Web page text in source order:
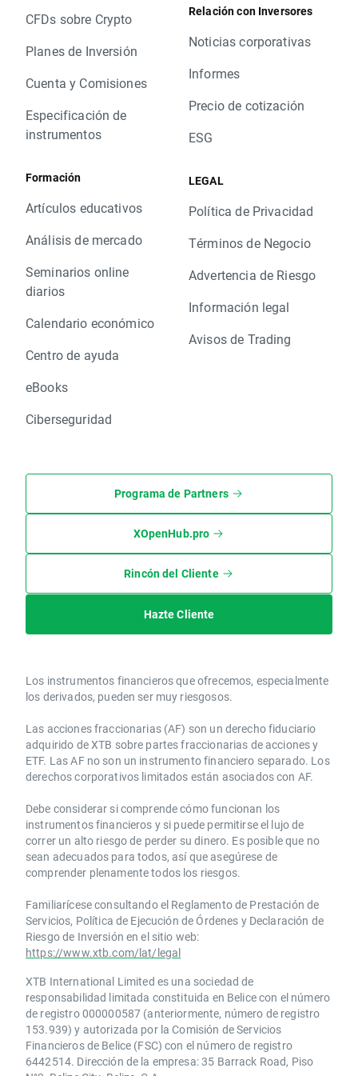
CFDs sobre Crypto
Planes de Inversión
Cuenta y Comisiones
Especificación de
instrumentos
Formación
Artículos educativos
Análisis de mercado
Seminarios online
diarios
Calendario económico
Centro de ayuda
eBooks
Ciberseguridad
Relación con Inversores
Noticias corporativas
Informes
Precio de cotización
ESG
LEGAL
Política de Privacidad
Términos de Negocio
Advertencia de Riesgo
Información legal
Avisos de Trading
Programa de Partners
XOpenHub.pro
Rincón del Cliente
Hazte Cliente
Los instrumentos financieros que ofrecemos, especialmente
los derivados, pueden ser muy riesgosos.
Las acciones fraccionarias (AF) son un derecho fiduciario
adquirido de XTB sobre partes fraccionarias de acciones y
ETF. Las AF no son un instrumento financiero separado. Los
derechos corporativos limitados están asociados con AF.
Debe considerar si comprende cómo funcionan los
instrumentos financieros y si puede permitirse el lujo de
correr un alto riesgo de perder su dinero. Es posible que no
sean adecuados para todos, así que asegúrese de
comprender plenamente todos los riesgos.
Familiarícese consultando el Reglamento de Prestación de
Servicios, Política de Ejecución de Órdenes y Declaración de
Riesgo de Inversión en el sitio web:
https://www.xtb.com/lat/legal
XTB International Limited es una sociedad de
responsabilidad limitada constituida en Belice con el número
de registro 000000587 (anteriormente, número de registro
153.939) y autorizada por la Comisión de Servicios
Financieros de Belice (FSC) con el número de registro
6442514. Dirección de la empresa: 35 Barrack Road, Piso